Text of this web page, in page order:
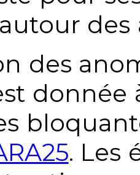
des
des
donnée
. Les